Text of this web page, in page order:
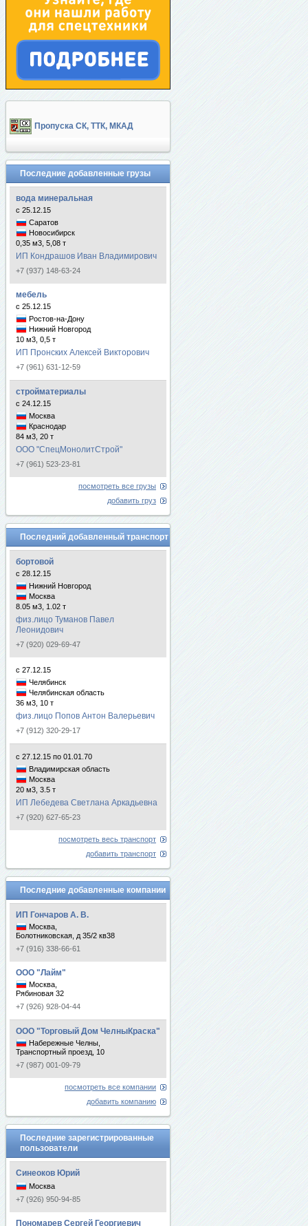
Пропуска СК, ТТК, МКАД
Последние добавленные грузы
вода минеральная
с 25.12.15
Саратов
Новосибирск
0,35 м3, 5,08 т
ИП Кондрашов Иван Владимирович
+7 (937) 148-63-24
мебель
с 25.12.15
Ростов-на-Дону
Нижний Новгород
10 м3, 0,5 т
ИП Пронских Алексей Викторович
+7 (961) 631-12-59
стройматериалы
с 24.12.15
Москва
Краснодар
84 м3, 20 т
ООО "СпецМонолитСтрой"
+7 (961) 523-23-81
посмотреть все грузы
добавить груз
Последний добавленный транспорт
бортовой
с 28.12.15
Нижний Новгород
Москва
8.05 м3, 1.02 т
физ.лицо Туманов Павел
Леонидович
+7 (920) 029-69-47
с 27.12.15
Челябинск
Челябинская область
36 м3, 10 т
физ.лицо Попов Антон Валерьевич
+7 (912) 320-29-17
с 27.12.15 по 01.01.70
Владимирская область
Москва
20 м3, 3.5 т
ИП Лебедева Светлана Аркадьевна
+7 (920) 627-65-23
посмотреть весь транспорт
добавить транспорт
Последние добавленные компании
ИП Гончаров А. В.
Москва,
Болотниковская, д 35/2 кв38
+7 (916) 338-66-61
ООО "Лайм"
Москва,
Рябиновая 32
+7 (926) 928-04-44
ООО "Торговый Дом ЧелныКраска"
Набережные Челны,
Транспортный проезд, 10
+7 (987) 001-09-79
посмотреть все компании
добавить компанию
Последние зарегистрированные
пользователи
Синеоков Юрий
Москва
+7 (926) 950-94-85
Пономарев Сергей Георгиевич